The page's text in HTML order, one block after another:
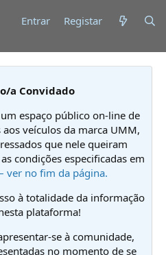
Entrar Registar
a Convidado
espaço público on-line de
veículos da marca UMM,
que nele queiram
condições especificadas em
ver no fim da página.
à totalidade da informação
plataforma!
se à comunidade,
no momento de se